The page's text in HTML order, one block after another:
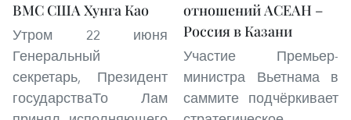
ВМС США Хунга Као
Утром 22 июня
Генеральный
секретарь, Президент
государстваТо Лам
отношений АСЕАН –
Россия в Казани
Участие Премьер-
министра Вьетнама в
саммите подчёркивает